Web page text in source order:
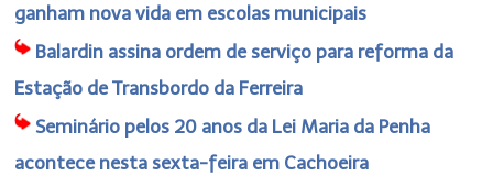
ganham nova vida em escolas municipais
Balardin assina ordem de serviço para reforma da
Estação de Transbordo da Ferreira
Seminário pelos 20 anos da Lei Maria da Penha
acontece nesta sexta-feira em Cachoeira